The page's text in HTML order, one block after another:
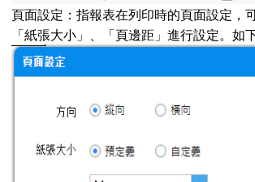
頁面設定：指報表在列印時的頁面設定，
「紙張大小」、「頁邊距」進行設定。如